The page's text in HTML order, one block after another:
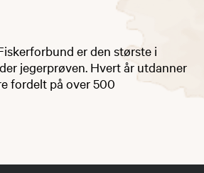
er den største i
jegerprøven. Hvert år utdanner
fordelt på over 500